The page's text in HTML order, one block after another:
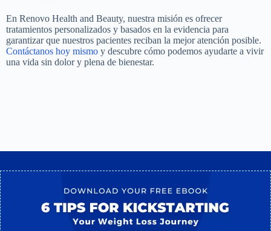
En Renovo Health and Beauty, nuestra misión es ofrecer
tratamientos personalizados y basados en la evidencia para
garantizar que nuestros pacientes reciban la mejor atención posible.
Contáctanos hoy mismo y descubre cómo podemos ayudarte a vivir
una vida sin dolor y plena de bienestar.